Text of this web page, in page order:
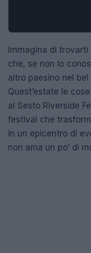
Immagina di
che, se non lo
altro paesino nel
Quest’estate le
al Sesto Riverside
festival che
in un epicentro di
non ama un po’ di